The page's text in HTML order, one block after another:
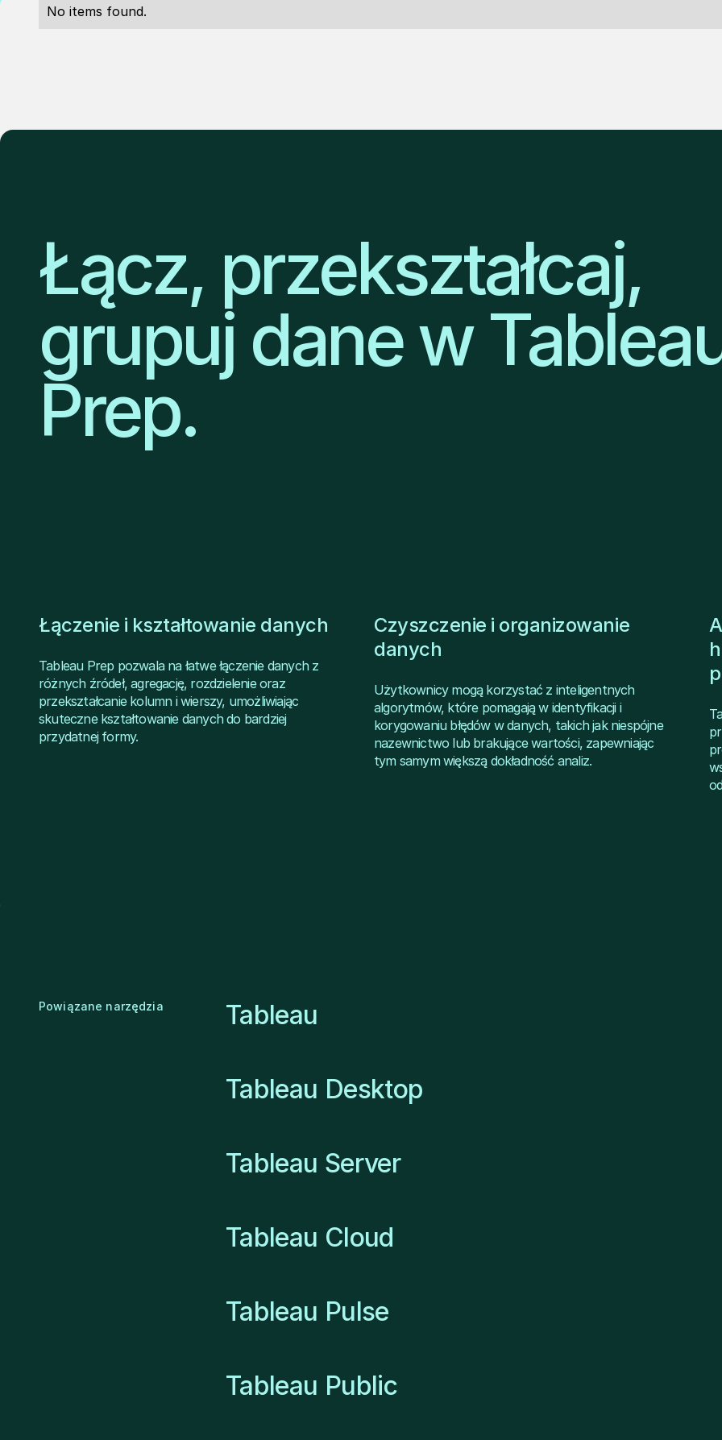
No items found.
Łącz, przekształcaj,
grupuj dane w
Prep.
Łączenie i kształtowanie danych
Tableau Prep pozwala na łatwe łączenie danych z
różnych źródeł, agregację, rozdzielenie oraz
przekształcanie kolumn i wierszy, umożliwiając
skuteczne kształtowanie danych do bardziej
przydatnej formy.
Czyszczenie i organizowanie
danych
Użytkownicy mogą korzystać z inteligentnych
algorytmów, które pomagają w identyfikacji i
korygowaniu błędów w danych, takich jak niespójne
nazewnictwo lub brakujące wartości, zapewniając
tym samym większą dokładność analiz.
Powiązane narzędzia Tableau
Tableau Desktop
Tableau Server
Tableau Cloud
Tableau Pulse
Tableau Public